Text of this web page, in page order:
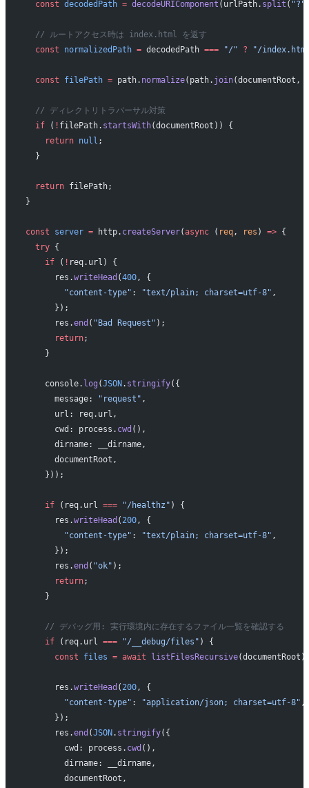
  const
decodedPath = decodeURIComponent (urlPath. split ( "?"
  // ルートアクセス時は index.html を返す
  const
normalizedPath = decodedPath === "/" ? "/
  const
filePath = path. normalize(path. join(documentRoot,
  // ディレクトリトラバーサル対策
  if
( ! filePath. startsWith(documentRoot)) {
    return
null ;
  }
  return
filePath;
}
const server = http. createServer(async ( req, res ) => {
  try
{
    if
( ! req.url) {
      res.
writeHead (400, {
        "content-type"
: "text/plain; charset=utf-8" ,
      });
      res.
end ( "Bad Request" );
      return
;
    }
    console.
log (JSON . stringify({
      message:
"request" ,
      url: req.url,
      cwd: process.
cwd (),
      dirname: __dirname,
      documentRoot,
    }));
    if
(req.url === "/healthz" ) {
      res.
writeHead ( 200, {
        "content-type"
: "text/plain; charset=utf-8" ,
      });
      res.
end ( "ok" );
      return
;
    }
    // デバッグ用: 実行環境内に存在するファイル一覧を確認する
    if
(req.url === "/__debug/files" ) {
      const
files = await listFilesRecursive
      res.
writeHead ( 200, {
        "content-type"
: "application/json; charset=utf-8" ,
      });
      res.
end (JSON . stringify({
        cwd: process.
cwd (),
        dirname: __dirname,
        documentRoot,